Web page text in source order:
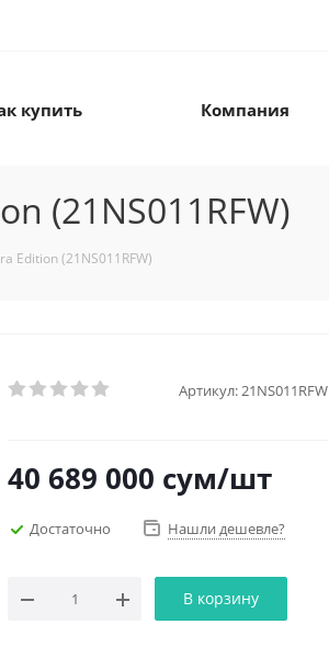
купить Компания
(21NS011RFW)
Edition (21NS011RFW)
Артикул:21NS011RFW
40 689 000 сум/шт
Достаточно Нашли дешевле?
В корзину